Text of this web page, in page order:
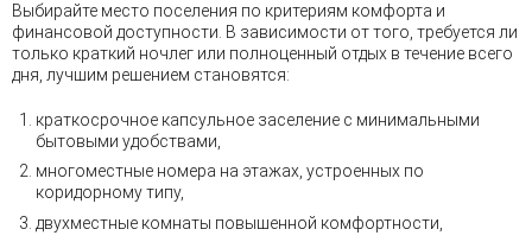
Выбирайте место поселения по критериям комфорта и
финансовой доступности. В зависимости от того, требуется ли
только краткий ночлег или полноценный отдых в течение всего
дня, лучшим решением становятся:
краткосрочное капсульное заселение с минимальными
бытовыми удобствами,
многоместные номера на этажах, устроенных по
коридорному типу,
двухместные комнаты повышенной комфортности,